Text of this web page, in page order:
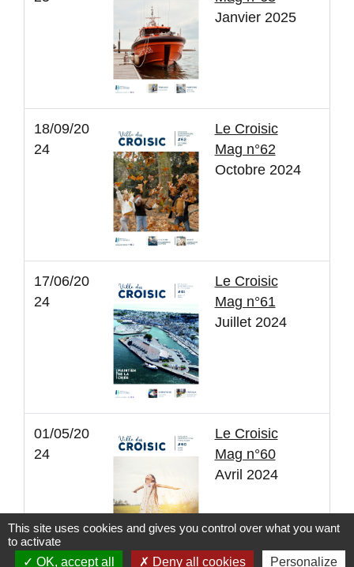
Janvier 2025
18/09/20
24
Le Croisic
Mag n°62
Octobre 2024
17/06/20
24
Le Croisic
Mag n°61
Juillet 2024
01/05/20
24
Le Croisic
Mag n°60
Avril 2024
This site uses cookies and gives you control over what you want
to activate
OK, accept all
Deny all cookies Personalize